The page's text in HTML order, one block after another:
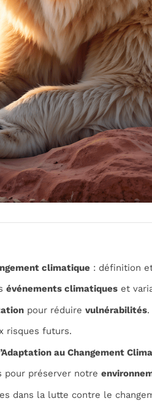
climatique : définition
événements climatiques et
pour réduire vulnérabilités.
risques futurs.
au Changement
pour préserver notre
dans la lutte contre le